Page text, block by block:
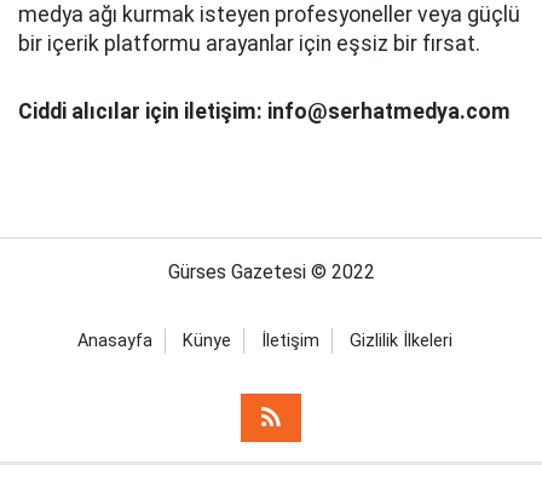
medya ağı kurmak isteyen profesyoneller veya güçlü
bir içerik platformu arayanlar için eşsiz bir fırsat.
Ciddi alıcılar için iletişim: info@serhatmedya.com
Gürses Gazetesi © 2022
Anasayfa Künye İletişim Gizlilik İlkeleri